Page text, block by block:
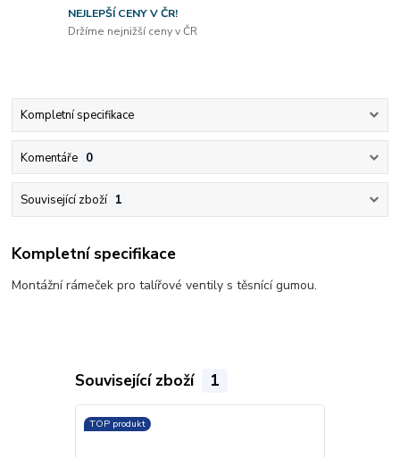
NEJLEPŠÍ CENY V ČR!
Držíme nejnižší ceny v ČR
Kompletní specifikace
Komentáře 0
Související zboží 1
Kompletní specifikace
Montážní rámeček pro talířové ventily s těsnící gumou.
Související zboží 1
TOP produkt